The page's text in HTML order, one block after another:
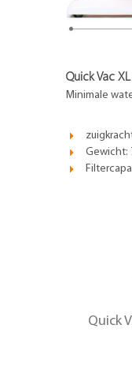
Quick Vac XL
Minimale
Gewicht:
Quick